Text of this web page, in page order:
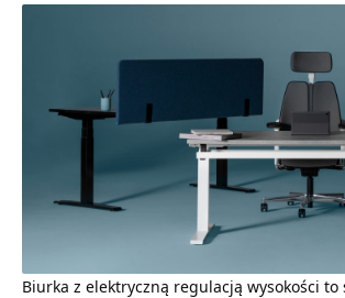
Biurka z elektryczną regulacją wysokości to